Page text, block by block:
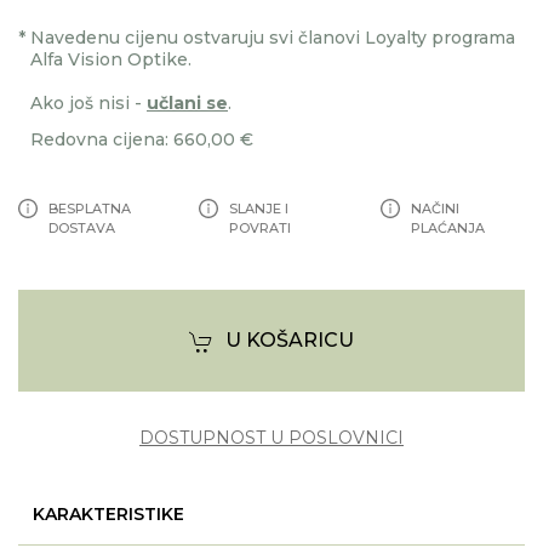
* Navedenu cijenu ostvaruju svi članovi Loyalty programa
Alfa Vision Optike.
Ako još nisi - učlani se.
Redovna cijena: 660,00 €
BESPLATNA
DOSTAVA
SLANJE I
POVRATI
NAČINI
PLAĆANJA
U KOŠARICU
DOSTUPNOST U POSLOVNICI
KARAKTERISTIKE